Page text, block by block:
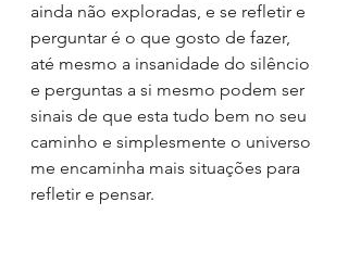
ainda não exploradas, e se refletir e
perguntar é o que gosto de fazer,
até mesmo a insanidade do silêncio
e perguntas a si mesmo podem ser
sinais de que esta tudo bem no seu
caminho e simplesmente o universo
me encaminha mais situações para
refletir e pensar.